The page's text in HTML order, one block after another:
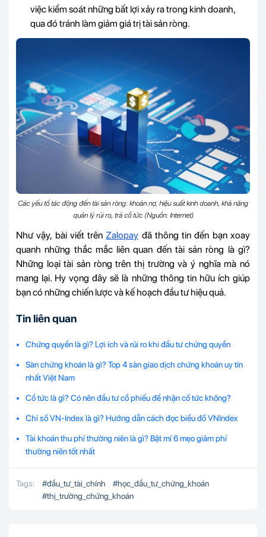
việc kiểm soát những bất lợi xảy ra trong kinh doanh,
qua đó tránh làm giảm giá trị tài sản ròng.
Các yếu tố tác động đến tài sản ròng: khoản nợ, hiệu suất kinh doanh, khả năng
quản lý rủi ro, trả cổ tức (Nguồn: Internet)
Như vậy, bài viết trên Zalopay đã thông tin đến bạn xoay
quanh những thắc mắc liên quan đến tài sản ròng là gì?
Những loại tài sản ròng trên thị trường và ý nghĩa mà nó
mang lại. Hy vọng đây sẽ là những thông tin hữu ích giúp
bạn có những chiến lược và kế hoạch đầu tư hiệu quả.
Tin liên quan
Chứng quyền là gì? Lợi ích và rủi ro khi đầu tư chứng quyền
Sàn chứng khoán là gì? Top 4 sàn giao dịch chứng khoán uy tín
nhất Việt Nam
Cổ tức là gì? Có nên đầu tư cổ phiếu để nhận cổ tức không?
Chỉ số VN-Index là gì? Hướng dẫn cách đọc biểu đồ VNIndex
Tài khoản thu phí thường niên là gì? Bật mí 6 mẹo giảm phí
thường niên tốt nhất
Tags: #đầu_tư_tài_chính #học_đầu_tư_chứng_khoán
#thị_trường_chứng_khoán